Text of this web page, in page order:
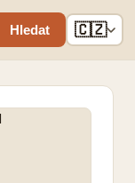
Hledat 🇨🇿